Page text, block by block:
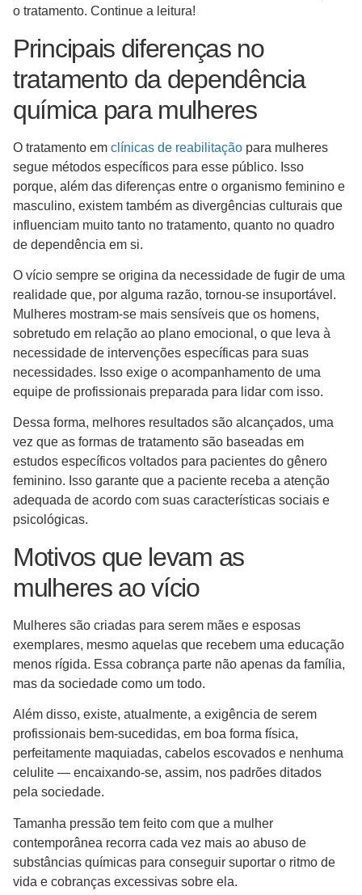
o tratamento. Continue a leitura!
Principais diferenças no
tratamento da dependência
química para mulheres
O tratamento em clínicas de reabilitação para mulheres
segue métodos específicos para esse público. Isso
porque, além das diferenças entre o organismo feminino e
masculino, existem também as divergências culturais que
influenciam muito tanto no tratamento, quanto no quadro
de dependência em si.
O vício sempre se origina da necessidade de fugir de uma
realidade que, por alguma razão, tornou-se insuportável.
Mulheres mostram-se mais sensíveis que os homens,
sobretudo em relação ao plano emocional, o que leva à
necessidade de intervenções específicas para suas
necessidades. Isso exige o acompanhamento de uma
equipe de profissionais preparada para lidar com isso.
Dessa forma, melhores resultados são alcançados, uma
vez que as formas de tratamento são baseadas em
estudos específicos voltados para pacientes do gênero
feminino. Isso garante que a paciente receba a atenção
adequada de acordo com suas características sociais e
psicológicas.
Motivos que levam as
mulheres ao vício
Mulheres são criadas para serem mães e esposas
exemplares, mesmo aquelas que recebem uma educação
menos rígida. Essa cobrança parte não apenas da família,
mas da sociedade como um todo.
Além disso, existe, atualmente, a exigência de serem
profissionais bem-sucedidas, em boa forma física,
perfeitamente maquiadas, cabelos escovados e nenhuma
celulite — encaixando-se, assim, nos padrões ditados
pela sociedade.
Tamanha pressão tem feito com que a mulher
contemporânea recorra cada vez mais ao abuso de
substâncias químicas para conseguir suportar o ritmo de
vida e cobranças excessivas sobre ela.